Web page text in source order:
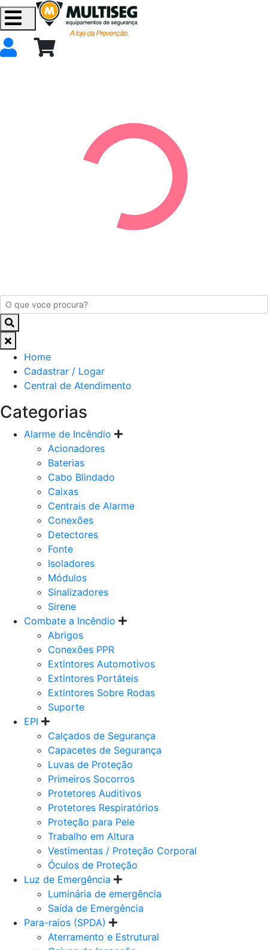
Home
Cadastrar / Logar
Central de Atendimento
Categorias
Alarme de Incêndio
Acionadores
Baterias
Cabo Blindado
Caixas
Centrais de Alarme
Conexões
Detectores
Fonte
Isoladores
Módulos
Sinalizadores
Sirene
Combate a Incêndio
Abrigos
Conexões PPR
Extintores Automotivos
Extintores Portáteis
Extintores Sobre Rodas
Suporte
EPI
Calçados de Segurança
Capacetes de Segurança
Luvas de Proteção
Primeiros Socorros
Protetores Auditivos
Protetores Respiratórios
Proteção para Pele
Trabalho em Altura
Vestimentas / Proteção Corporal
Óculos de Proteção
Luz de Emergência
Luminária de emergência
Saída de Emergência
Para-raios (SPDA)
Aterramento e Estrutural